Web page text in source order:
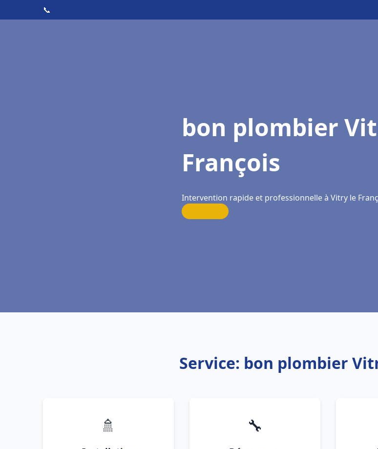
📞
bon plombier
François
Intervention rapide et professionnelle à Vitry le
Service: bon plombier
🚿 🔧